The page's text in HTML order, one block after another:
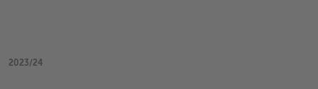
2023/24